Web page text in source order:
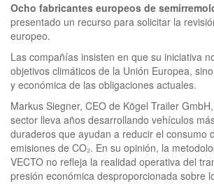
Ocho fabricantes europeos de
presentado un recurso para solicitar la
europeo.
Las compañías insisten en que su iniciativa
objetivos climáticos de la Unión Europea,
y económica de las obligaciones actuales.
Markus Siegner, CEO de Kögel Trailer
sector lleva años desarrollando vehículos
duraderos que ayudan a reducir el consumo
emisiones de CO₂. En su opinión, la
VECTO no refleja la realidad operativa del
presión económica desproporcionada sobre